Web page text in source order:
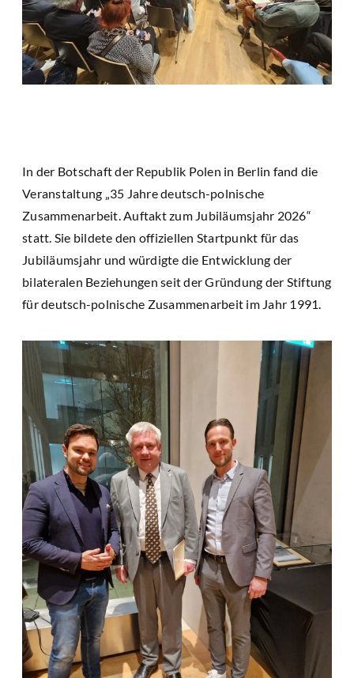
In der Botschaft der Republik Polen in Berlin fand die
Veranstaltung „35 Jahre deutsch-polnische
Zusammenarbeit. Auftakt zum Jubiläumsjahr 2026“
statt. Sie bildete den offiziellen Startpunkt für das
Jubiläumsjahr und würdigte die Entwicklung der
bilateralen Beziehungen seit der Gründung der Stiftung
für deutsch-polnische Zusammenarbeit im Jahr 1991.